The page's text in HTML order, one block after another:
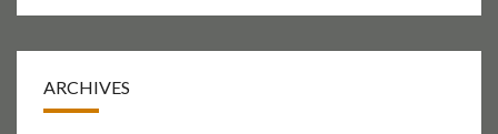
ARCHIVES